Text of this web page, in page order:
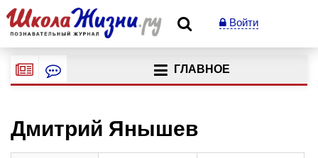
Войти
ГЛАВНОЕ
Дмитрий Янышев